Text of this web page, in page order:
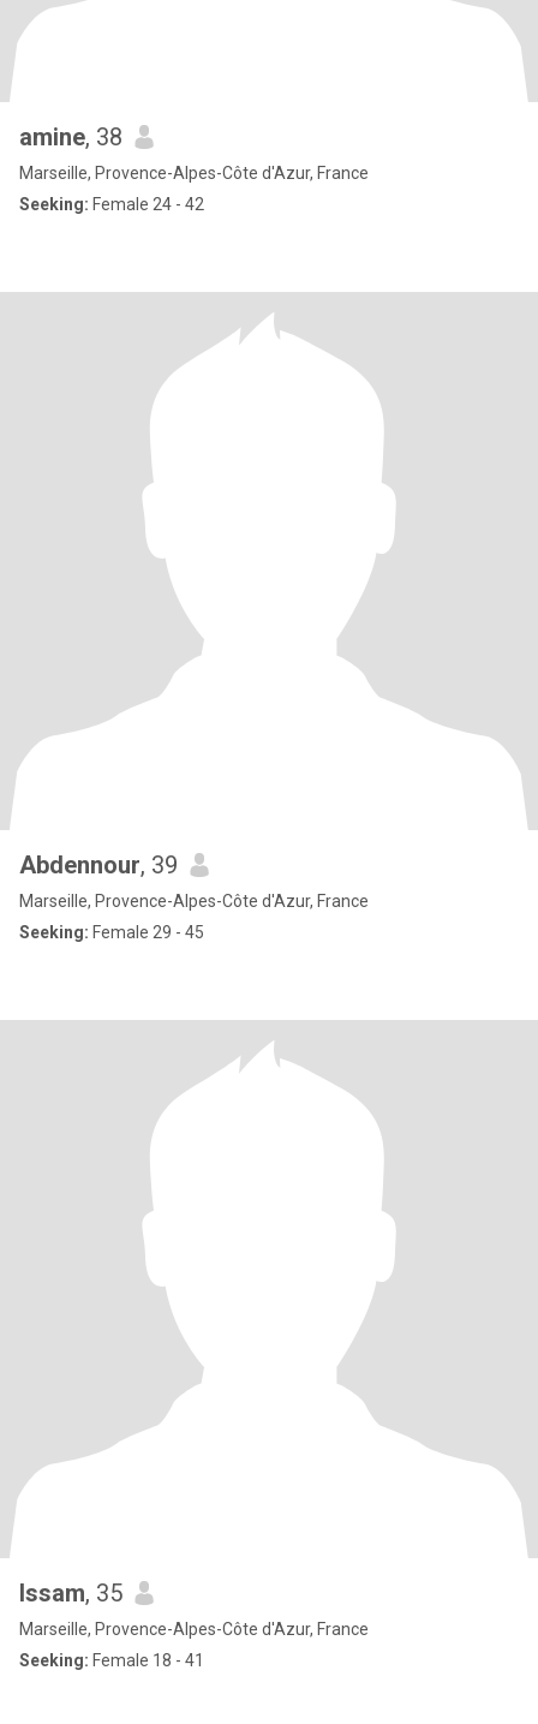
amine, 38
Marseille, Provence-Alpes-Côte d'Azur, France
Seeking: Female 24 - 42
Abdennour, 39
Marseille, Provence-Alpes-Côte d'Azur, France
Seeking: Female 29 - 45
Issam, 35
Marseille, Provence-Alpes-Côte d'Azur, France
Seeking: Female 18 - 41